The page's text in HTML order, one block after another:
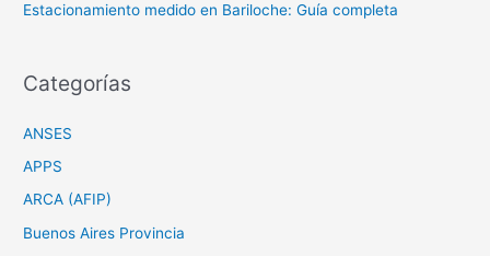
Estacionamiento medido en Bariloche: Guía completa
Categorías
ANSES
APPS
ARCA (AFIP)
Buenos Aires Provincia